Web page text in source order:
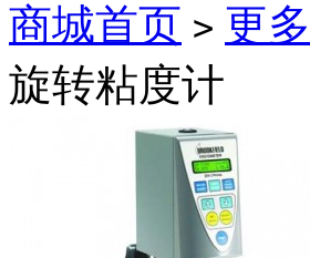
商城首页 > 更
旋转粘度计